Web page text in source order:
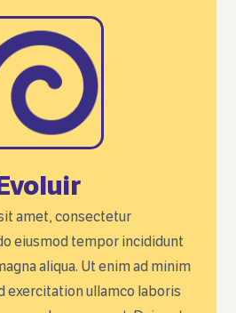
amet, consectetur
eiusmod tempor incididunt
aliqua. Ut enim ad minim
exercitation ullamco laboris